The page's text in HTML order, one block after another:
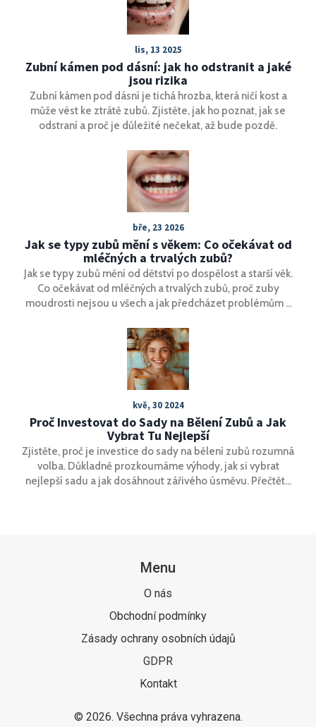
lis, 13 2025
Zubní kámen pod dásní: jak ho odstranit a jaké
jsou rizika
Zubní kámen pod dásní je tichá hrozba, která ničí kost a
může vést ke ztrátě zubů. Zjistěte, jak ho poznat, jak se
odstraní a proč je důležité nečekat, až bude pozdě.
bře, 23 2026
Jak se typy zubů mění s věkem: Co očekávat od
mléčných a trvalých zubů?
Jak se typy zubů mění od dětství po dospělost a starší věk.
Co očekávat od mléčných a trvalých zubů, proč zuby
moudrosti nejsou u všech a jak předcházet problémům v
kvě, 30 2024
Proč Investovat do Sady na Bělení Zubů a Jak
Vybrat Tu Nejlepší
Zjistěte, proč je investice do sady na bělení zubů rozumná
volba. Důkladně prozkoumáme výhody, jak si vybrat
nejlepší sadu a jak dosáhnout zářivého úsměvu. Přečtěte
Menu
O nás
Obchodní podmínky
Zásady ochrany osobních údajů
GDPR
Kontakt
© 2026. Všechna práva vyhrazena.